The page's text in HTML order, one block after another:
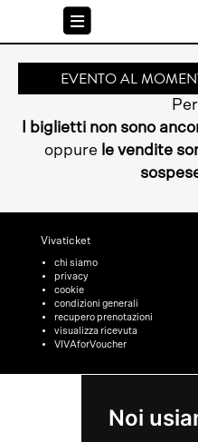
Noi
EVENTO AL
I biglietti non sono
oppure le vendite
Vivaticket
chi siamo
privacy
cookie
condizioni generali
recupero prenotazioni
visualizza ricevuta
VIVAforVoucher